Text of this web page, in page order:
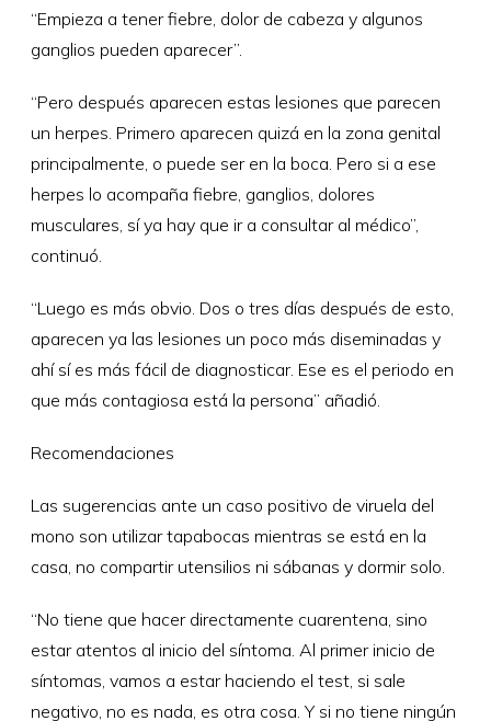
“Empieza a tener fiebre, dolor de cabeza y algunos
ganglios pueden aparecer”.
“Pero después aparecen estas lesiones que parecen
un herpes. Primero aparecen quizá en la zona genital
principalmente, o puede ser en la boca. Pero si a ese
herpes lo acompaña fiebre, ganglios, dolores
musculares, sí ya hay que ir a consultar al médico”,
continuó.
“Luego es más obvio. Dos o tres días después de esto,
aparecen ya las lesiones un poco más diseminadas y
ahí sí es más fácil de diagnosticar. Ese es el periodo en
que más contagiosa está la persona” añadió.
Recomendaciones
Las sugerencias ante un caso positivo de viruela del
mono son utilizar tapabocas mientras se está en la
casa, no compartir utensilios ni sábanas y dormir solo.
“No tiene que hacer directamente cuarentena, sino
estar atentos al inicio del síntoma. Al primer inicio de
síntomas, vamos a estar haciendo el test, si sale
negativo, no es nada, es otra cosa. Y si no tiene ningún